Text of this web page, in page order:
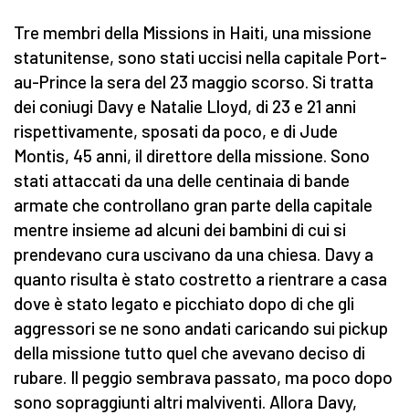
Tre membri della Missions in Haiti, una missione
statunitense, sono stati uccisi nella capitale Port-
au-Prince la sera del 23 maggio scorso. Si tratta
dei coniugi Davy e Natalie Lloyd, di 23 e 21 anni
rispettivamente, sposati da poco, e di Jude
Montis, 45 anni, il direttore della missione. Sono
stati attaccati da una delle centinaia di bande
armate che controllano gran parte della capitale
mentre insieme ad alcuni dei bambini di cui si
prendevano cura uscivano da una chiesa. Davy a
quanto risulta è stato costretto a rientrare a casa
dove è stato legato e picchiato dopo di che gli
aggressori se ne sono andati caricando sui pickup
della missione tutto quel che avevano deciso di
rubare. Il peggio sembrava passato, ma poco dopo
sono sopraggiunti altri malviventi. Allora Davy,